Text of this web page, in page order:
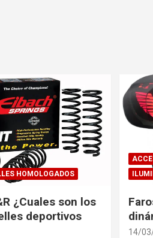
HOMOLOGADOS
¿Cuales son los
deportivos
14/